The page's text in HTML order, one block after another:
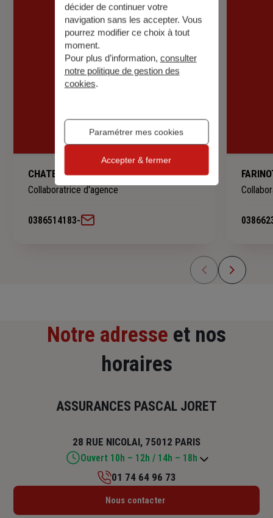
CHATELET Nathalie
Collaboratrice d'agence
0386514183-
Notre adresse et nos
horaires
ASSURANCES PASCAL JORET
28 RUE NICOLAI, 75012 PARIS
Ouvert 10h – 12h / 14h – 18h
Lundi : Fermé
01 74 64 96 73
Nous contacter
décider de continuer votre
navigation sans les accepter. Vous
pourrez modifier ce choix à tout
moment.
Pour plus d’information, consulter
notre politique de gestion des
cookies.
Paramétrer mes cookies
Accepter & fermer